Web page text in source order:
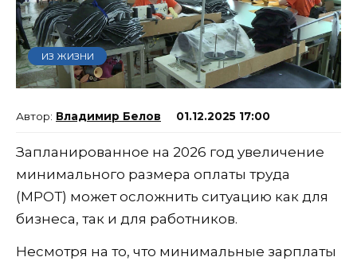
ИЗ ЖИЗНИ
Владимир Белов 01.12.2025 17:00
Запланированное на 2026 год увеличение
минимального размера оплаты труда
(МРОТ) может осложнить ситуацию как для
бизнеса, так и для работников.
Несмотря на то, что минимальные зарплаты